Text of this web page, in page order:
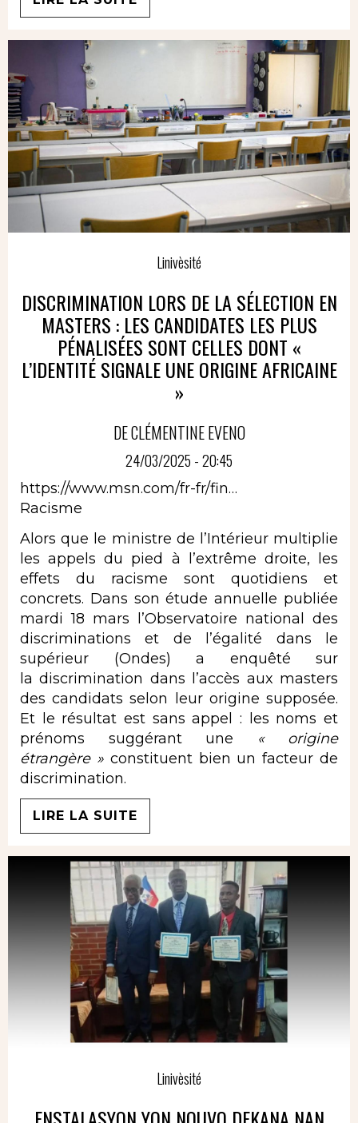
Linivèsité
DISCRIMINATION LORS DE LA SÉLECTION EN
MASTERS : LES CANDIDATES LES PLUS
PÉNALISÉES SONT CELLES DONT «
L’IDENTITÉ SIGNALE UNE ORIGINE AFRICAINE
»
DE CLÉMENTINE EVENO
24/03/2025 - 20:45
https://www.msn.com/fr-fr/fin…
Racisme
Alors que le ministre de l’Intérieur multiplie
les appels du pied à l’extrême droite, les
effets du racisme sont quotidiens et
concrets. Dans son étude annuelle publiée
mardi 18 mars l’Observatoire national des
discriminations et de l’égalité dans le
supérieur (Ondes) a enquêté sur
la discrimination dans l’accès aux masters
des candidats selon leur origine supposée.
Et le résultat est sans appel : les noms et
prénoms suggérant une
« origine
étrangère »constituent bien un facteur de
discrimination.
LIRE LA SUITE
Linivèsité